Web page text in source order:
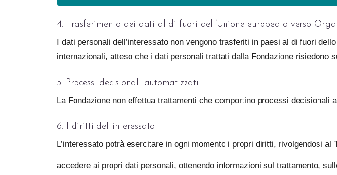
4. Trasferimento dei dati al di fuori dell’Unione europea o verso
I dati personali dell’interessato non vengono trasferiti in paesi al di fuori
internazionali, atteso che i dati personali trattati dalla Fondazione risiedono
5. Processi decisionali automatizzati
La Fondazione non effettua trattamenti che comportino processi
6. I diritti dell’interessato
L’interessato potrà esercitare in ogni momento i propri diritti, rivolgendosi
accedere ai propri dati personali, ottenendo informazioni sul trattamento,